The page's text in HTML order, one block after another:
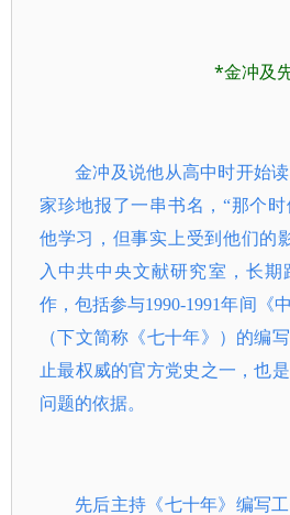
*金冲及
金冲及说他从高中时开始
家珍地报了一串书名，“那个
他学习，但事实上受到他们的
入中共中央文献研究室，长期
作，包括参与1990-1991年间《
（下文简称《七十年》）的编
止最权威的官方党史之一，也
问题的依据。
先后主持《七十年》编写